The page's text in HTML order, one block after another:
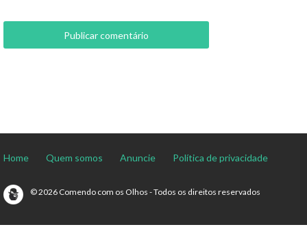
Home Quem somos Anuncie Política de privacidade
© 2026 Comendo com os Olhos - Todos os direitos reservados